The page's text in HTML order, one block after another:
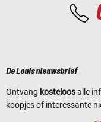
De Louis nieuwsbrief
Ontvang kosteloosalle
koopjes of interessante